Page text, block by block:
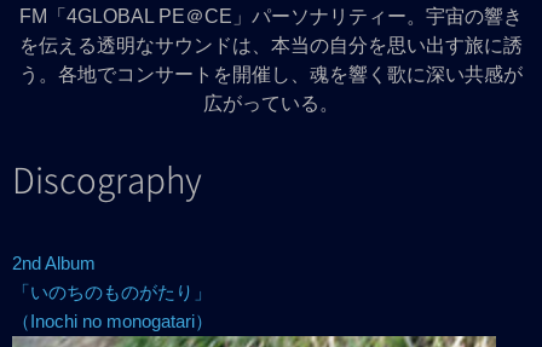
Discography
Profile
FM「4GLOBAL PE＠CE」パーソナリティー。宇宙の響き
を伝える透明なサウンドは、本当の自分を思い出す旅に誘
う。各地でコンサートを開催し、魂を響く歌に深い共感が
広がっている。
Discography
2nd Album
「いのちのものがたり」
（Inochi no monogatari）